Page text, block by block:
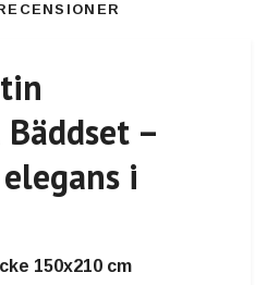
–
i
150x210 cm